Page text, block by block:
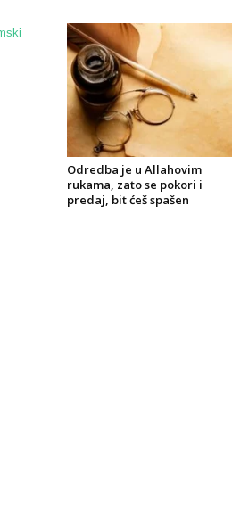
Odredba je u Allahovim
rukama, zato se pokori i
predaj, bit ćeš spašen